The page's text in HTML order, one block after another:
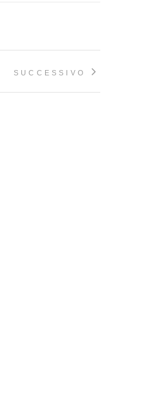
SUCCESSIVO